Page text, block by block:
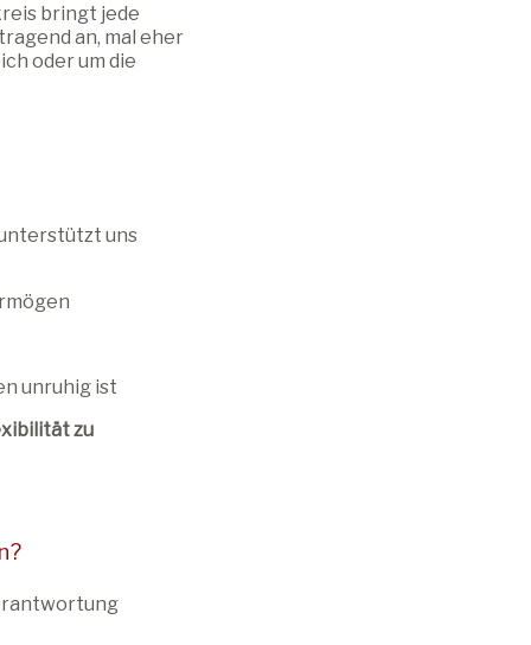
bringt jede
an, mal eher
oder um die
uns
unruhig ist
zu